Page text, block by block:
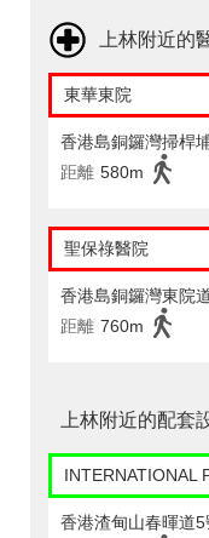
上林附近的
東華東院
香港島銅鑼灣掃桿
距離 580m
聖保祿醫院
香港島銅鑼灣東院
距離 760m
上林附近的配套
INTERNATIONAL
香港渣甸山春暉道